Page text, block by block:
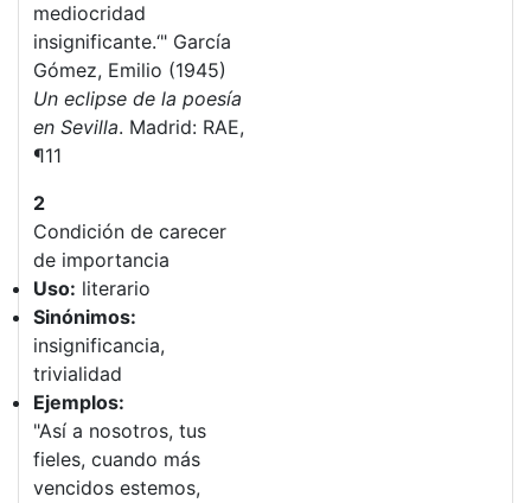
mediocridad
insignificante.‘" García
Gómez, Emilio (1945)
Un eclipse de la poesía
en Sevilla. Madrid: RAE,
¶11
2
Condición de carecer
de importancia
Uso: literario
Sinónimos:
insignificancia,
trivialidad
Ejemplos:
"Así a nosotros, tus
fieles, cuando más
vencidos estemos,